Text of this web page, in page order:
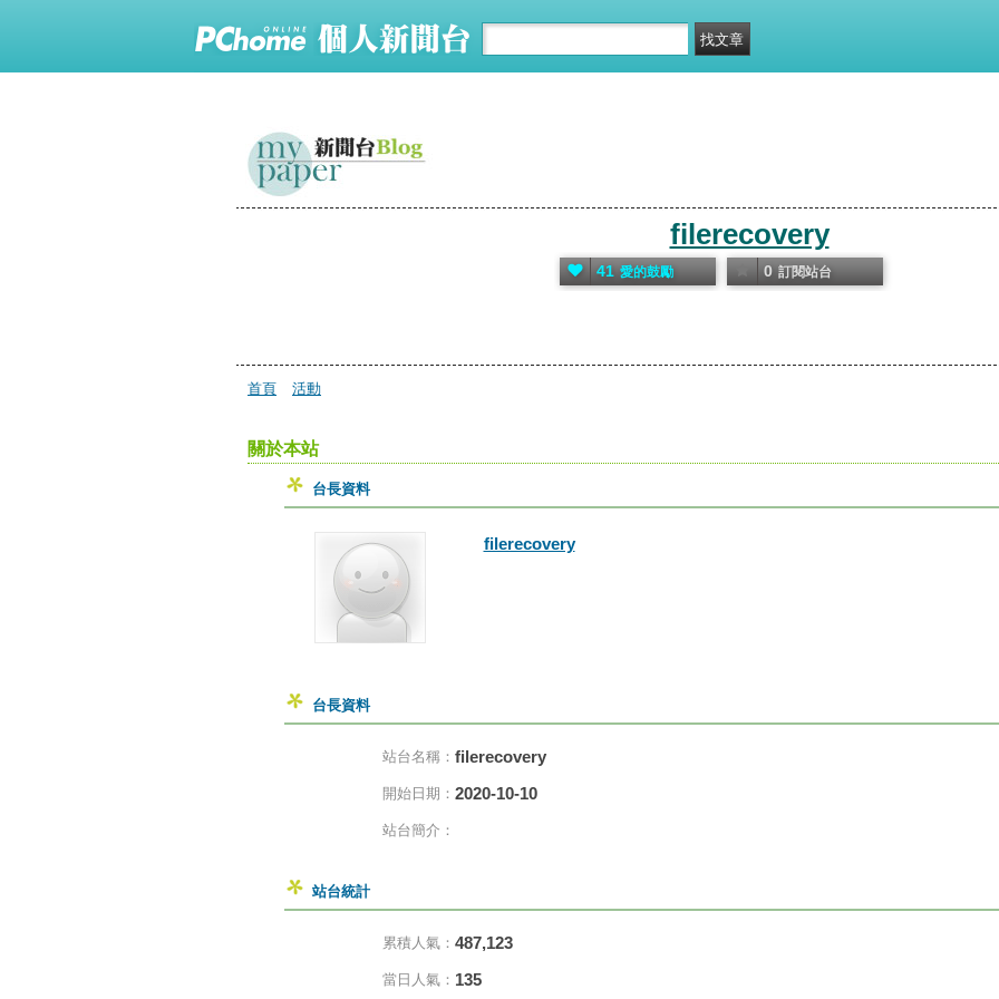
filerecovery
41 愛的鼓勵 0 訂閱站台
首頁 活動
關於本站
台長資料
filerecovery
台長資料
站台名稱： filerecovery
開始日期： 2020-10-10
站台簡介：
站台統計
累積人氣： 487,123
當日人氣： 135